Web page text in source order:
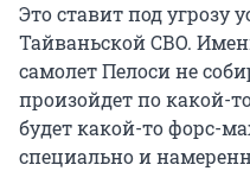
Это ставит под угрозу
Тайваньской СВО.
самолет Пелоси не
произойдет по какой-
будет какой-то форс-
специально и